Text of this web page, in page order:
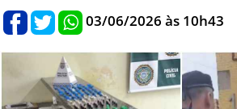
03/06/2026 às 10h43